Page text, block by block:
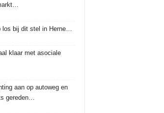
los bij dit stel in Herne…
klaar met asociale
aan op autoweg en
gereden…